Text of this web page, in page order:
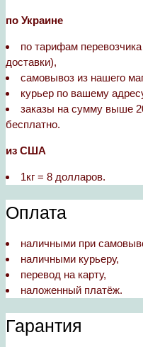
по Украине
по тарифам
доставки),
самовывоз из нашего
курьер по вашему
заказы на сумму выше
бесплатно.
из США
1кг = 8 долларов.
Оплата
наличными при
наличными курьеру,
перевод на карту,
наложенный платёж.
Гарантия